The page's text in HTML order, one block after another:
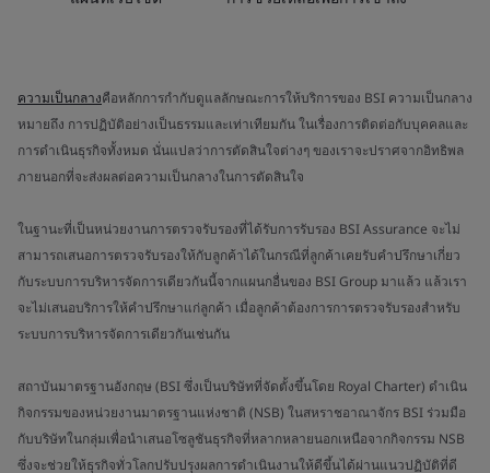
ความเป็นกลางคือหลักการกำกับดูแลลักษณะการให้บริการของ BSI ความเป็นกลาง
หมายถึง การปฏิบัติอย่างเป็นธรรมและเท่าเทียมกัน ในเรื่องการติดต่อกับบุคคลและ
การดำเนินธุรกิจทั้งหมด นั่นแปลว่าการตัดสินใจต่างๆ ของเราจะปราศจากอิทธิพล
ภายนอกที่จะส่งผลต่อความเป็นกลางในการตัดสินใจ
ในฐานะที่เป็นหน่วยงานการตรวจรับรองที่ได้รับการรับรอง BSI Assurance จะไม่
สามารถเสนอการตรวจรับรองให้กับลูกค้าได้ในกรณีที่ลูกค้าเคยรับคำปรึกษาเกี่ยว
กับระบบการบริหารจัดการเดียวกันนี้จากแผนกอื่นของ BSI Group มาแล้ว แล้วเรา
จะไม่เสนอบริการให้คำปรึกษาแก่ลูกค้า เมื่อลูกค้าต้องการการตรวจรับรองสำหรับ
ระบบการบริหารจัดการเดียวกันเช่นกัน
สถาบันมาตรฐานอังกฤษ (BSI ซึ่งเป็นบริษัทที่จัดตั้งขึ้นโดย Royal Charter) ดำเนิน
กิจกรรมของหน่วยงานมาตรฐานแห่งชาติ (NSB) ในสหราชอาณาจักร BSI ร่วมมือ
กับบริษัทในกลุ่มเพื่อนำเสนอโซลูชันธุรกิจที่หลากหลายนอกเหนือจากกิจกรรม NSB
ซึ่งจะช่วยให้ธุรกิจทั่วโลกปรับปรุงผลการดำเนินงานให้ดีขึ้นได้ผ่านแนวปฏิบัติที่ดี